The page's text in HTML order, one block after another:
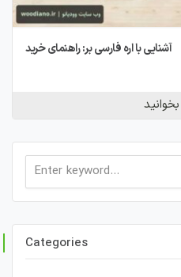
آشنایی با اره فارسی بر: راهنمای خرید
Search
Categories